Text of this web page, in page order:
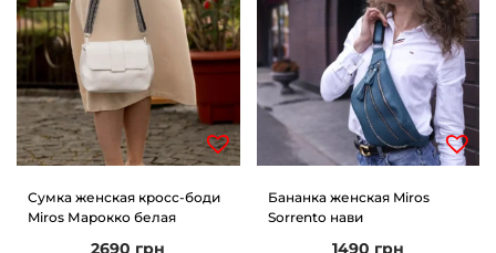
Сумка женская кросс-боди
Miros Марокко белая
2690 грн
Бананка женская Miros
Sorrento нави
1490 грн